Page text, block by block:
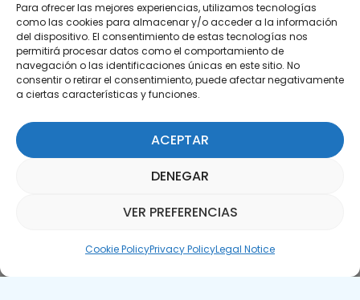
Para ofrecer las mejores experiencias, utilizamos tecnologías
como las cookies para almacenar y/o acceder a la información
del dispositivo. El consentimiento de estas tecnologías nos
permitirá procesar datos como el comportamiento de
navegación o las identificaciones únicas en este sitio. No
consentir o retirar el consentimiento, puede afectar negativamente
a ciertas características y funciones.
ACEPTAR
DENEGAR
VER PREFERENCIAS
Cookie PolicyPrivacy PolicyLegal Notice
Subscribe to our Newsletter
SUBSCRIBE HERE